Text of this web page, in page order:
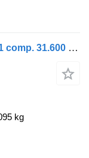
Burg B.P.O. 12-24Z - SPRING SUSP. - 1 comp. 31.600 Ltr
kg